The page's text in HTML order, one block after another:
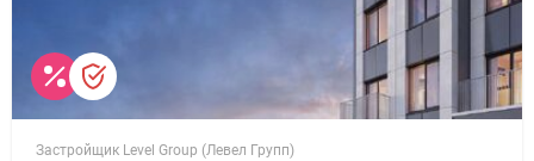
Застройщик Level Group (Левел Групп)